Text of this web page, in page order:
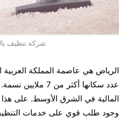
شركة تنظيف
الرياض هي عاصمة المملكة العربية
عدد سكانها أكثر من
المالية في الشرق الأوسط. على
وجود طلب قوي على خدمات التنظيف